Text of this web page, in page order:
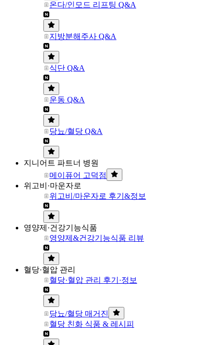
온다/인모드 리프팅 Q&A
지방분해주사 Q&A
식단 Q&A
운동 Q&A
당뇨/혈당 Q&A
지니어트 파트너 병원
메이퓨어 고덕점
위고비·마운자로
위고비/마운자로 후기&정보
영양제·건강기능식품
영양제&건강기능식품 리뷰
혈당·혈압 관리
혈당·혈압 관리 후기·정보
당뇨/혈당 매거진
혈당 친화 식품 & 레시피